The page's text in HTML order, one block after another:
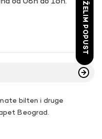
bilten i druge
Beograd.
ŽELIM POPUST